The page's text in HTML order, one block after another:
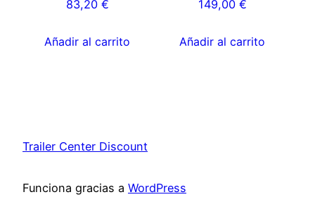
83,20 €
Añadir al carrito
149,00 €
Añadir al carrito
Trailer Center Discount
Funciona gracias a WordPress